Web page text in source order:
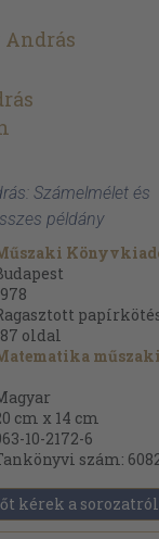
András
Számelmélet és
példány
oldal
cm x 14 cm
10-2172-6
szám:
kérek a sorozatról